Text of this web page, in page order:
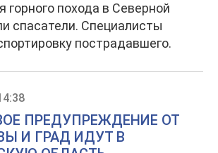
горного похода в Северной
спасатели. Специалисты
пострадавшего.
ПРЕДУПРЕЖДЕНИЕ ОТ
И ГРАД ИДУТ В